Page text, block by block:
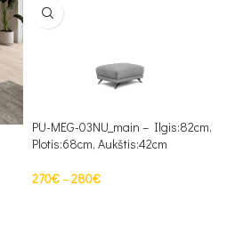
PU-MEG-03NU_main – Ilgis:82cm,
Plotis:68cm, Aukštis:42cm
270€–280€